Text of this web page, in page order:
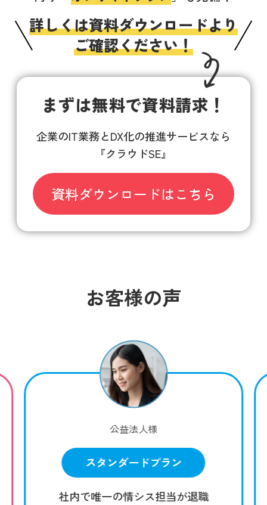
詳しくは資料ダウンロードより
ご確認ください！
まずは無料で資料請求！
企業のIT業務とDX化の推進サービスなら
『クラウドSE』
資料ダウンロードはこちら
お客様の声
公益法人様
スタンダードプラン
社内で唯一の情シス担当が退職